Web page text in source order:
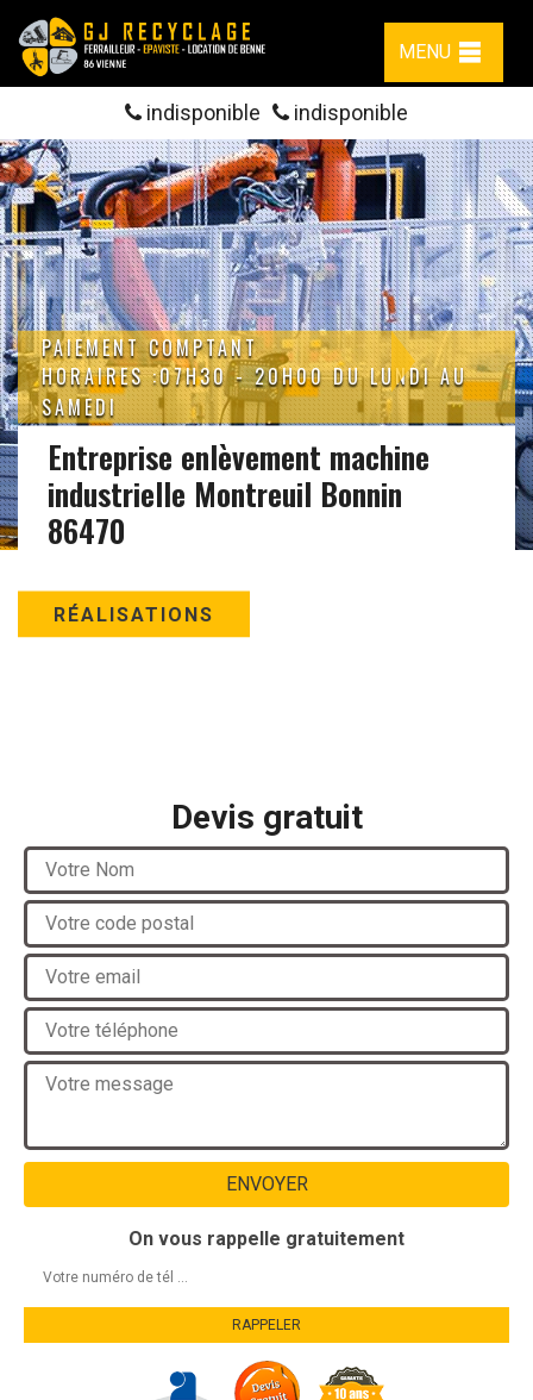
MENU
indisponible indisponible
PAIEMENT COMPTANT
HORAIRES :07H30 - 20H00 DU LUNDI AU
SAMEDI
Entreprise enlèvement machine
industrielle Montreuil Bonnin
86470
RÉALISATIONS
Devis gratuit
On vous rappelle gratuitement